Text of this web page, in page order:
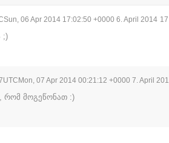
06 Apr 2014 17:02:50 +0000 6. April 2014
;)
07 Apr 2014 00:21:12 +0000 7. April
რომ მოგეწონათ :)